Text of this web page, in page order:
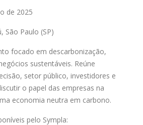
de 2025
São Paulo (SP)
focado em descarbonização,
sustentáveis. Reúne
setor público, investidores e
o papel das empresas na
economia neutra em carbono.
pelo Sympla: